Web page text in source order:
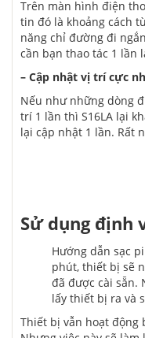
Trên màn hình điện
tin đó là khoảng cách
năng chỉ đường đi
cần bạn thao tác 1 lần
– Cập nhật vị trí cực
Nếu như những dòng
trí 1 lần thì S16LA lại
lại cập nhật 1 lần. Rất
Sử dụng định
Hướng dẫn sạc
phút, thiết bị sẽ
đã được cài sẵn.
lấy thiết bị ra và
Thiết bị vẫn hoạt